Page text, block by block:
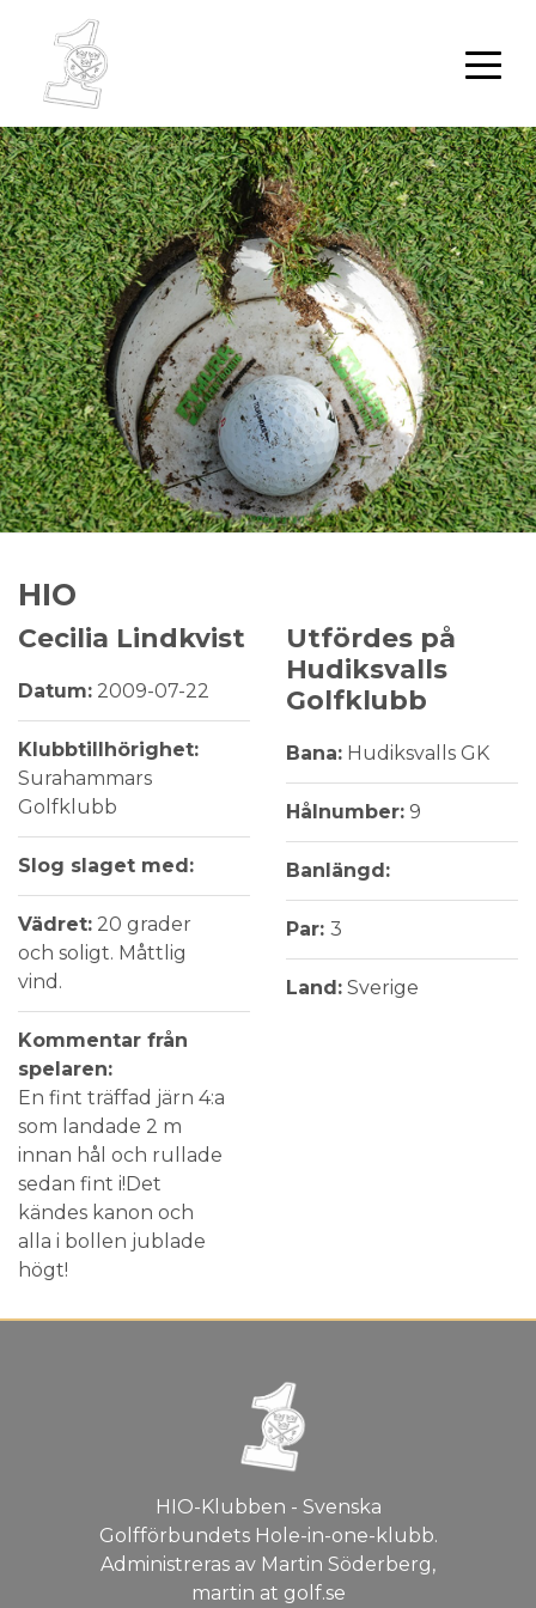
HIO
Cecilia Lindkvist
Datum: 2009-07-22
Klubbtillhörighet:
Surahammars
Golfklubb
Slog slaget med:
Vädret: 20 grader
och soligt. Måttlig
vind.
Kommentar från
spelaren:
En fint träffad järn 4:a
som landade 2 m
innan hål och rullade
sedan fint i!Det
kändes kanon och
alla i bollen jublade
högt!
Utfördes på
Hudiksvalls
Golfklubb
Bana: Hudiksvalls GK
Hålnumber: 9
Banlängd:
Par: 3
Land: Sverige
HIO-Klubben - Svenska
Golfförbundets Hole-in-one-klubb.
Administreras av Martin Söderberg,
martin at golf.se